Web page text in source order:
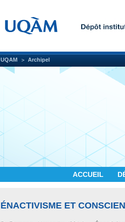
UQAM Archipel
ACCUEIL
ÉNACTIVISME ET